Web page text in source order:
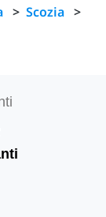
> Scozia >